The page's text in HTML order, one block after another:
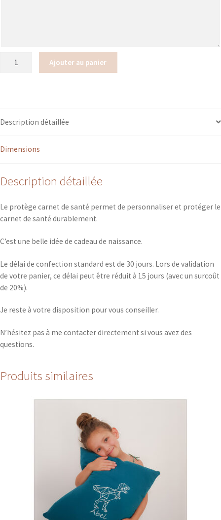
Ajouter au panier
Description détaillée
Dimensions
Description détaillée
Le protège carnet de santé permet de personnaliser et protéger le
carnet de santé durablement.
C’est une belle idée de cadeau de naissance.
Le délai de confection standard est de 30 jours. Lors de validation
de votre panier, ce délai peut être réduit à 15 jours (avec un surcoût
de 20%).
Je reste à votre disposition pour vous conseiller.
N’hésitez pas à me contacter directement si vous avez des
questions.
Produits similaires